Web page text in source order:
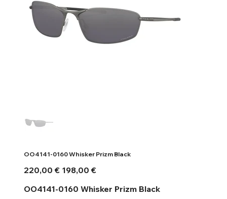
OO4141-0160 Whisker Prizm Black
Αρχική
τιμή
220,00 €
Τιμή
έκπτωσης
198,00 €
OO4141-0160 Whisker Prizm Black